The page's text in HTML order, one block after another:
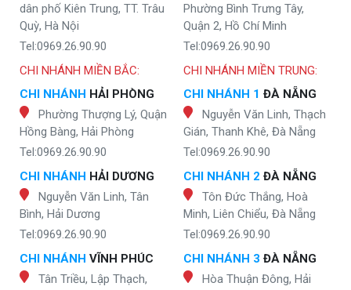
dân phố Kiên Trung, TT. Trâu
Quỳ, Hà Nội
Tel:0969.26.90.90
Phường Bình Trưng Tây,
Quận 2, Hồ Chí Minh
Tel:0969.26.90.90
CHI NHÁNH MIỀN BẮC:
CHI NHÁNH HẢI PHÒNG
Phường Thượng Lý, Quận
Hồng Bàng, Hải Phòng
Tel:0969.26.90.90
CHI NHÁNH HẢI DƯƠNG
Nguyễn Văn Linh, Tân
Bình, Hải Dương
Tel:0969.26.90.90
CHI NHÁNH VĨNH PHÚC
Tân Triều, Lập Thạch,
CHI NHÁNH MIỀN TRUNG:
CHI NHÁNH 1 ĐÀ NẴNG
Nguyễn Văn Linh, Thạch
Gián, Thanh Khê, Đà Nẵng
Tel:0969.26.90.90
CHI NHÁNH 2 ĐÀ NẴNG
Tôn Đức Thắng, Hoà
Minh, Liên Chiểu, Đà Nẵng
Tel:0969.26.90.90
CHI NHÁNH 3 ĐÀ NẴNG
Hòa Thuận Đông, Hải